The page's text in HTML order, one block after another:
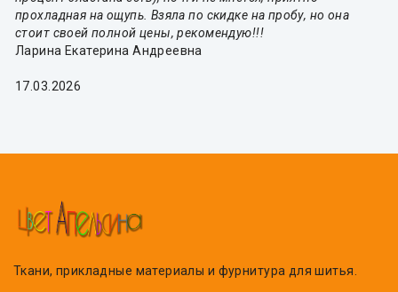
прохладная на ощупь. Взяла по скидке на пробу, но она
стоит своей полной цены, рекомендую!!!
Ларина Екатерина Андреевна
17.03.2026
Ткани, прикладные материалы и фурнитура для шитья.